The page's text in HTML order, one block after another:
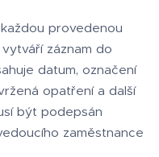
provedenou
záznam do
datum, označení
opatření a další
být podepsán
zaměstnance